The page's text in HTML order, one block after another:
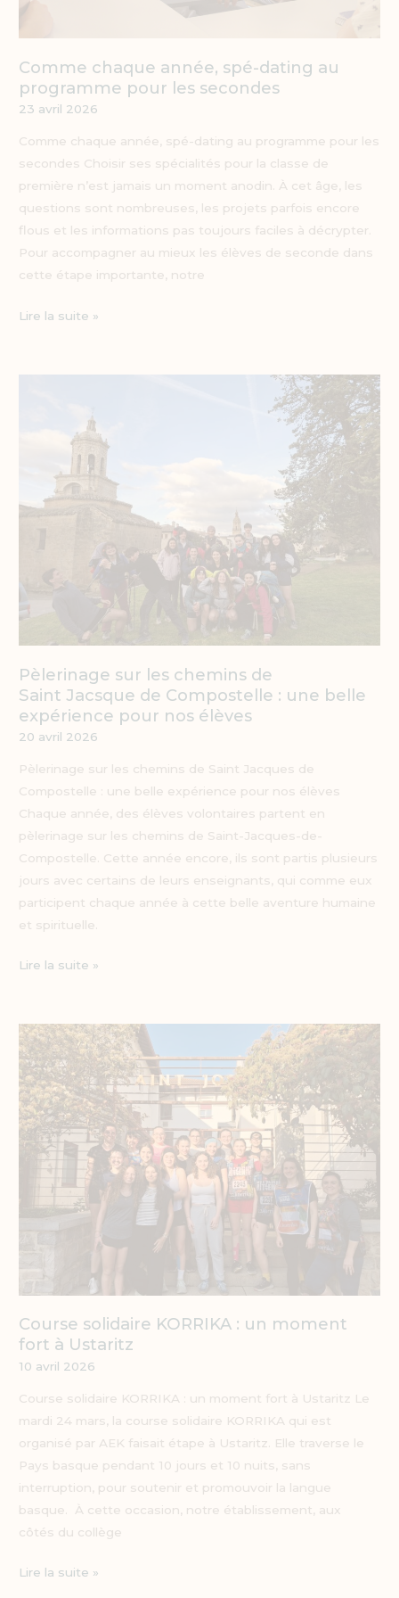
Comme chaque année, spé-dating au
programme pour les secondes
23 avril 2026
Comme chaque année, spé-dating au programme pour les
secondes Choisir ses spécialités pour la classe de
première n’est jamais un moment anodin. À cet âge, les
questions sont nombreuses, les projets parfois encore
flous et les informations pas toujours faciles à décrypter.
Pour accompagner au mieux les élèves de seconde dans
cette étape importante, notre
Lire la suite »
Pèlerinage sur les chemins de
Saint Jacsque de Compostelle : une belle
expérience pour nos élèves
20 avril 2026
Pèlerinage sur les chemins de Saint Jacques de
Compostelle : une belle expérience pour nos élèves
Chaque année, des élèves volontaires partent en
pèlerinage sur les chemins de Saint-Jacques-de-
Compostelle. Cette année encore, ils sont partis plusieurs
jours avec certains de leurs enseignants, qui comme eux
participent chaque année à cette belle aventure humaine
et spirituelle.
Saint Jacsque de
Compostelle :
nos
Lire la suite »
Course solidaire KORRIKA : un moment
fort à Ustaritz
10 avril 2026
Course solidaire KORRIKA : un moment fort à Ustaritz Le
mardi 24 mars, la course solidaire KORRIKA qui est
organisé par AEK faisait étape à Ustaritz. Elle traverse le
Pays basque pendant 10 jours et 10 nuits, sans
interruption, pour soutenir et promouvoir la langue
basque. À cette occasion, notre établissement, aux
côtés du collège
Course
solidaire
KORRIKA
:
un
moment
Ustaritz
Lire la suite »